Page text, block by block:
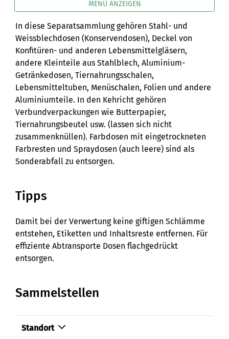
MENÜ ANZEIGEN
In diese Separatsammlung gehören Stahl- und
Weissblechdosen (Konservendosen), Deckel von
Konfitüren- und anderen Lebensmittelgläsern,
andere Kleinteile aus Stahlblech, Aluminium-
Getränkedosen, Tiernahrungsschalen,
Lebensmitteltuben, Menüschalen, Folien und andere
Aluminiumteile. In den Kehricht gehören
Verbundverpackungen wie Butterpapier,
Tiernahrungsbeutel usw. (lassen sich nicht
zusammenknüllen). Farbdosen mit eingetrockneten
Farbresten und Spraydosen (auch leere) sind als
Sonderabfall zu entsorgen.
Tipps
Damit bei der Verwertung keine giftigen Schlämme
entstehen, Etiketten und Inhaltsreste entfernen. Für
effiziente Abtransporte Dosen flachgedrückt
entsorgen.
Sammelstellen
Standort